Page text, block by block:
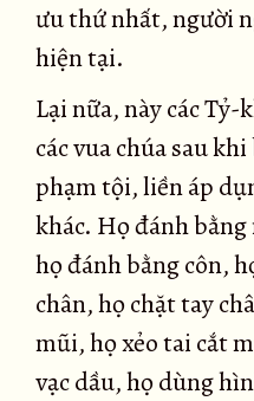
ưu thứ nhất, người
hiện tại.
Lại nữa, này các
các vua chúa sau
phạm tội, liền áp
khác. Họ đánh
họ đánh bằng côn,
chân, họ chặt tay
mũi, họ xẻo tai cắt
vạc dầu, họ dùng